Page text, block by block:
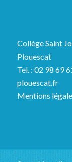
Collège Saint
Plouescat
Tel. : 02 98 69
plouescat.fr
Mentions